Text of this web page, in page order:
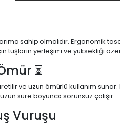
sahip olmalıdır. Ergonomik
tuşların yerleşimi ve yüksekliği
⏳
ve uzun ömürlü kullanım
süre boyunca sorunsuz çalışır.
Vuruşu